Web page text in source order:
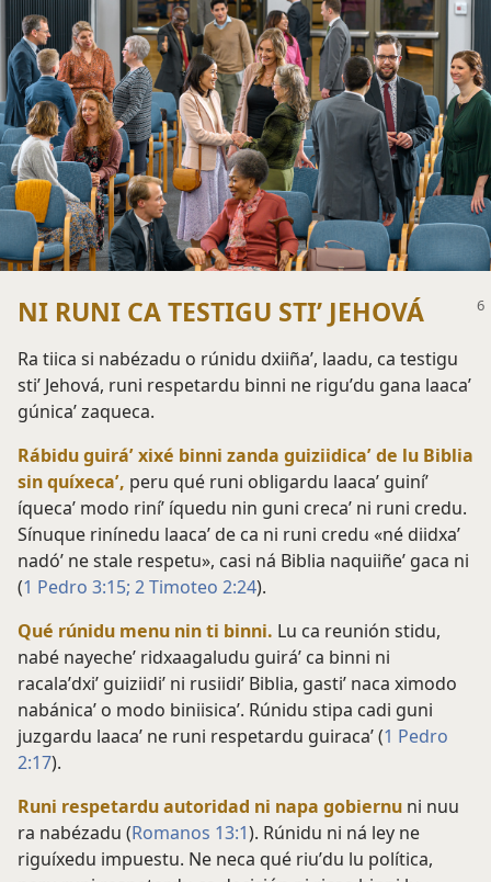
NI RUNI CA TESTIGU STIʼ JEHOVÁ
Ra tiica si nabézadu o rúnidu dxiiñaʼ, laadu, ca testigu
stiʼ Jehová, runi respetardu binni ne riguʼdu gana laacaʼ
gúnicaʼ zaqueca.
Rábidu guiráʼ xixé binni zanda guiziidicaʼ de lu Biblia
sin quíxecaʼ, peru qué runi obligardu laacaʼ guiníʼ
íquecaʼ modo riníʼ íquedu nin guni crecaʼ ni runi credu.
Sínuque rinínedu laacaʼ de ca ni runi credu «né diidxaʼ
nadóʼ ne stale respetu», casi ná Biblia naquiiñeʼ gaca ni
(1 Pedro 3:15; 2 Timoteo 2:24).
Qué rúnidu menu nin ti binni. Lu ca reunión stidu,
nabé nayecheʼ ridxaagaludu guiráʼ ca binni ni
racalaʼdxiʼ guiziidiʼ ni rusiidiʼ Biblia, gastiʼ naca ximodo
nabánicaʼ o modo biniisicaʼ. Rúnidu stipa cadi guni
juzgardu laacaʼ ne runi respetardu guiracaʼ (1 Pedro
2:17).
Runi respetardu autoridad ni napa gobiernu ni nuu
ra nabézadu (Romanos 13:1). Rúnidu ni ná ley ne
riguíxedu impuestu. Ne neca qué riuʼdu lu política,